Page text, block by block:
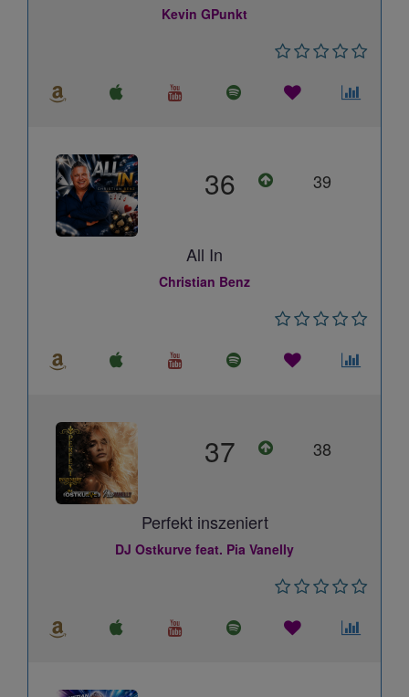
Kevin GPunkt
36 39
All In
Christian Benz
37 38
Perfekt inszeniert
DJ Ostkurve feat. Pia Vanelly